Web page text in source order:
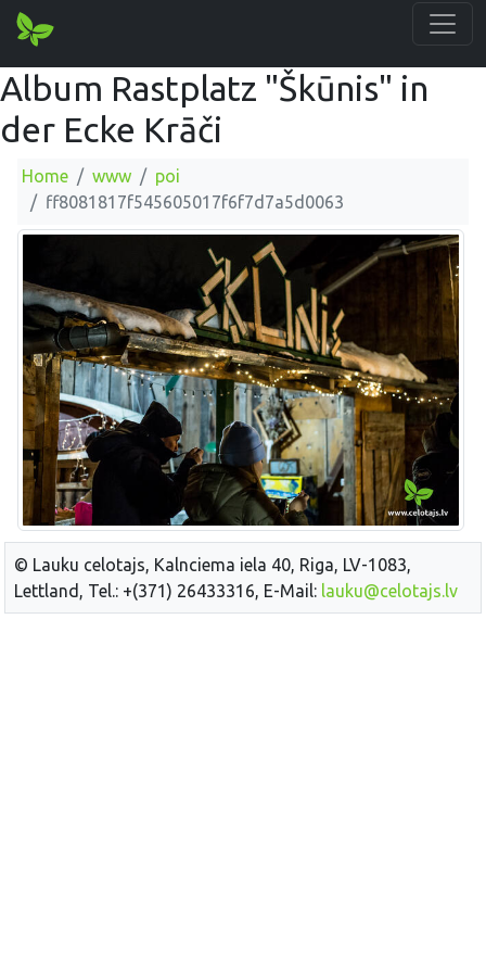
Album Rastplatz "Škūnis" in
der Ecke Krāči
Home www
poi
ff8081817f545605017f6f7d7a5d0063
© Lauku celotajs, Kalnciema iela 40, Riga, LV-1083,
Lettland, Tel.: +(371) 26433316, E-Mail: lauku@celotajs.lv